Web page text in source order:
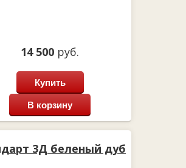
14 500 руб.
Купить
В корзину
3Д беленый дуб